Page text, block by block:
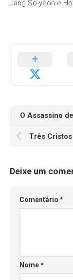
Jang So-yeon e
O Assassino
Três Cristos
Deixe um
Comentário *
Nome*